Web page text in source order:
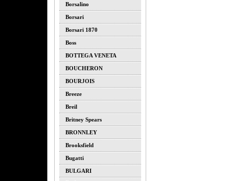
Borsalino
Borsari
Borsari 1870
Boss
BOTTEGA VENETA
BOUCHERON
BOURJOIS
Breeze
Breil
Britney Spears
BRONNLEY
Brooksfield
Bugatti
BULGARI